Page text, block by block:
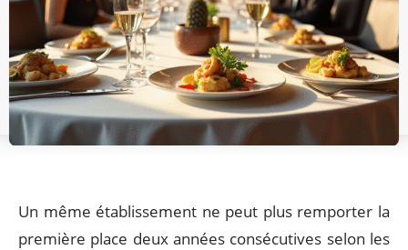
Un même établissement ne peut plus remporter la
première place deux années consécutives selon les